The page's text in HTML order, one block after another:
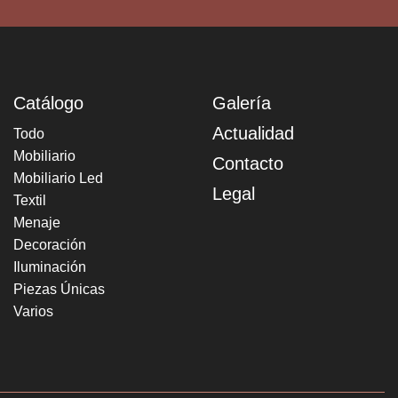
Catálogo
Todo
Mobiliario
Mobiliario Led
Textil
Menaje
Decoración
Iluminación
Piezas Únicas
Varios
Galería
Actualidad
Contacto
Legal